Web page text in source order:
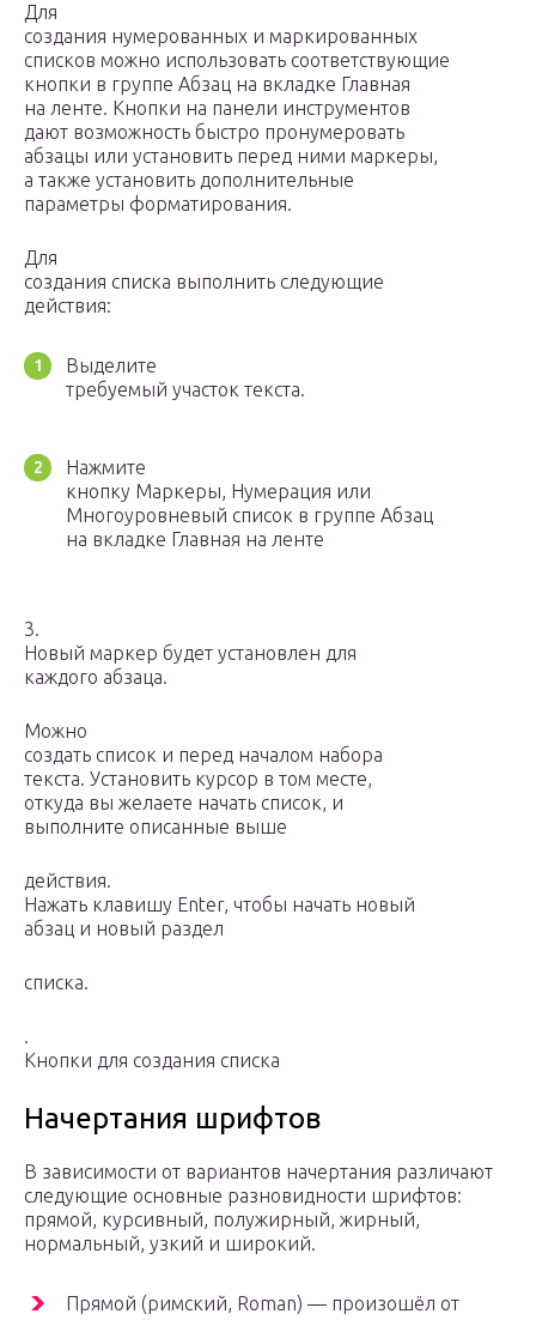
Для
создания нумерованных и маркированных
списков можно использовать соответствующие
кнопки в группе Абзац на вкладке Главная
на ленте. Кнопки на панели инструментов
дают возможность быстро пронумеровать
абзацы или установить перед ними маркеры,
а также установить дополнительные
параметры форматирования.
Для
создания списка выполнить следующие
действия:
Выделите
требуемый участок текста.
Нажмите
кнопку Маркеры, Нумерация или
Многоуровневый список в группе Абзац
на вкладке Главная на ленте
3.
Новый маркер будет установлен для
каждого абзаца.
Можно
создать список и перед началом набора
текста. Установить курсор в том месте,
откуда вы желаете начать список, и
выполните описанные выше
действия.
Нажать клавишу Enter, чтобы начать новый
абзац и новый раздел
списка.
.
Кнопки для создания списка
Начертания шрифтов
В зависимости от вариантов начертания различают
следующие основные разновидности шрифтов:
прямой, курсивный, полужирный, жирный,
нормальный, узкий и широкий.
Прямой (римский, Roman) — произошёл от